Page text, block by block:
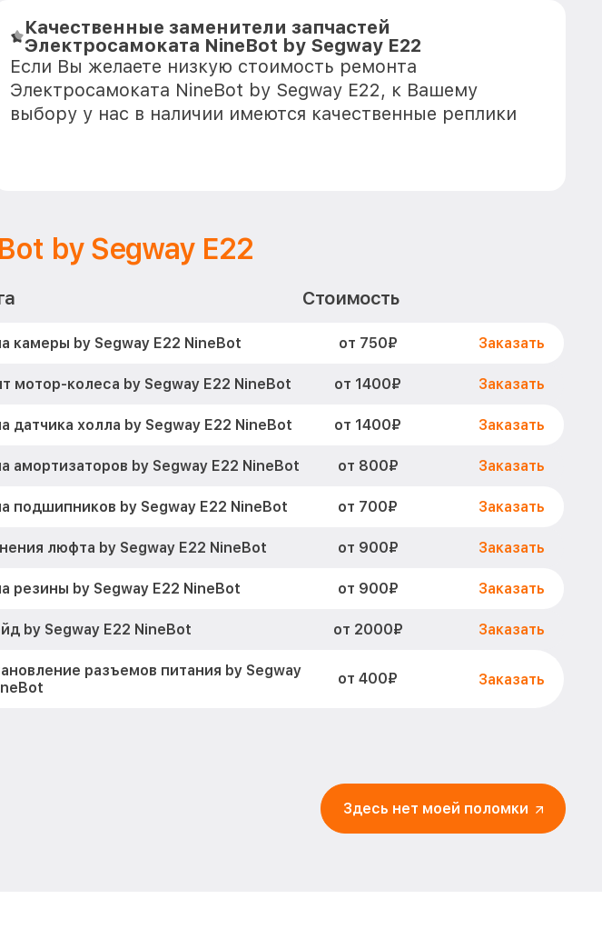
Качественные заменители запчастей
Электросамоката NineBot by Segway E22
Если Вы желаете низкую стоимость ремонта
Электросамоката NineBot by Segway E22, к Вашему
выбору у нас в наличии имеются качественные реплики
by Segway E22
Стоимость
камеры by Segway E22 NineBot от 750₽ Заказать
мотор-колеса by Segway E22 NineBot от 1400₽ Заказать
датчика холла by Segway E22 NineBot от 1400₽ Заказать
амортизаторов by Segway E22 NineBot от 800₽ Заказать
подшипников by Segway E22 NineBot от 700₽ Заказать
люфта by Segway E22 NineBot от 900₽ Заказать
резины by Segway E22 NineBot от 900₽ Заказать
by Segway E22 NineBot от 2000₽ Заказать
разъемов питания by Segway
от 400₽ Заказать
от 2500₽ Заказать
Здесь нет моей поломки